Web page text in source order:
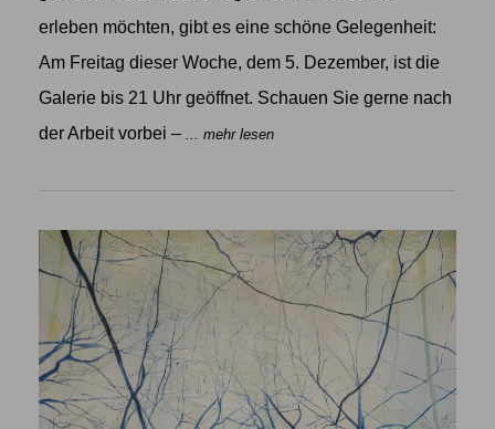
erleben möchten, gibt es eine schöne Gelegenheit:
Am Freitag dieser Woche, dem 5. Dezember, ist die
Galerie bis 21 Uhr geöffnet. Schauen Sie gerne nach
der Arbeit vorbei – ... mehr lesen